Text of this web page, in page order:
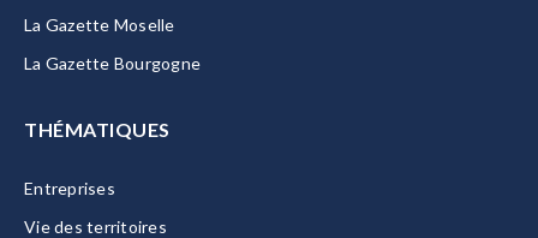
La Gazette Moselle
La Gazette Bourgogne
THÉMATIQUES
Entreprises
Vie des territoires